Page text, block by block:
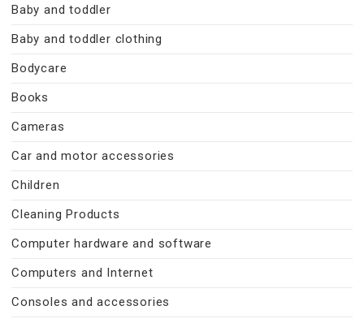
Baby and toddler
Baby and toddler clothing
Bodycare
Books
Cameras
Car and motor accessories
Children
Cleaning Products
Computer hardware and software
Computers and Internet
Consoles and accessories